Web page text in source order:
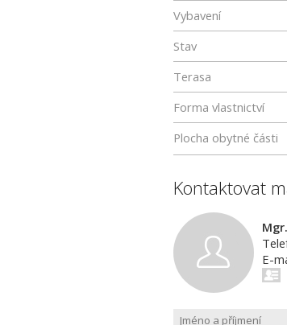
Vybavení
Stav
Terasa
Forma vlastnictví
Plocha obytné části
Kontaktovat
E-